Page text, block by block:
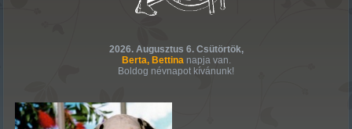
2026. Augusztus 6. Csütörtök,
Berta, Bettina napja van.
Boldog névnapot kívánunk!